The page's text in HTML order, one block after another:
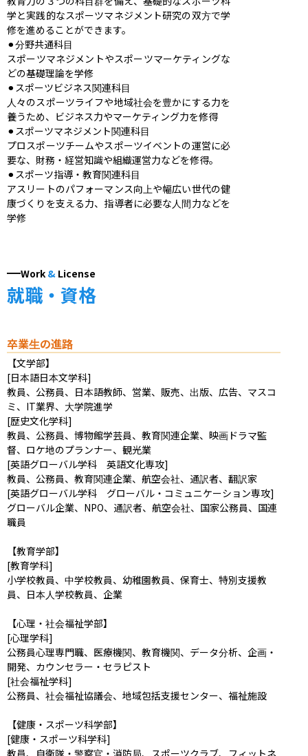
学と実践的なスポーツマネジメント研究の双方で学
修を進めることができます。
⚫︎分野共通科目
スポーツマネジメントやスポーツマーケティングな
どの基礎理論を学修
⚫︎スポーツビジネス関連科目
人々のスポーツライフや地域社会を豊かにする力を
養うため、ビジネス力やマーケティング力を修得
⚫︎スポーツマネジメント関連科目
プロスポーツチームやスポーツイベントの運営に必
要な、財務・経営知識や組織運営力などを修得。
⚫︎スポーツ指導・教育関連科目
アスリートのパフォーマンス向上や幅広い世代の健
康づくりを支える力、指導者に必要な人間力などを
学修
Work & License
就職・資格
卒業生の進路
【文学部】
[日本語日本文学科]
教員、公務員、日本語教師、営業、販売、出版、広告、マスコ
ミ、IT業界、大学院進学
[歴史文化学科]
教員、公務員、博物館学芸員、教育関連企業、映画ドラマ監
督、ロケ地のプランナー、観光業
[英語グローバル学科　英語文化専攻]
教員、公務員、教育関連企業、航空会社、通訳者、翻訳家
[英語グローバル学科　グローバル・コミュニケーション専攻]
グローバル企業、NPO、通訳者、航空会社、国家公務員、国連
職員
【教育学部】
[教育学科]
小学校教員、中学校教員、幼稚園教員、保育士、特別支援教
員、日本人学校教員、企業
【心理・社会福祉学部】
[心理学科]
公務員心理専門職、医療機関、教育機関、データ分析、企画・
開発、カウンセラー・セラピスト
[社会福祉学科]
公務員、社会福祉協議会、地域包括支援センター、福祉施設
【健康・スポーツ科学部】
[健康・スポーツ科学科]
教員、自衛隊・警察官・消防局、スポーツクラブ、フィットネ